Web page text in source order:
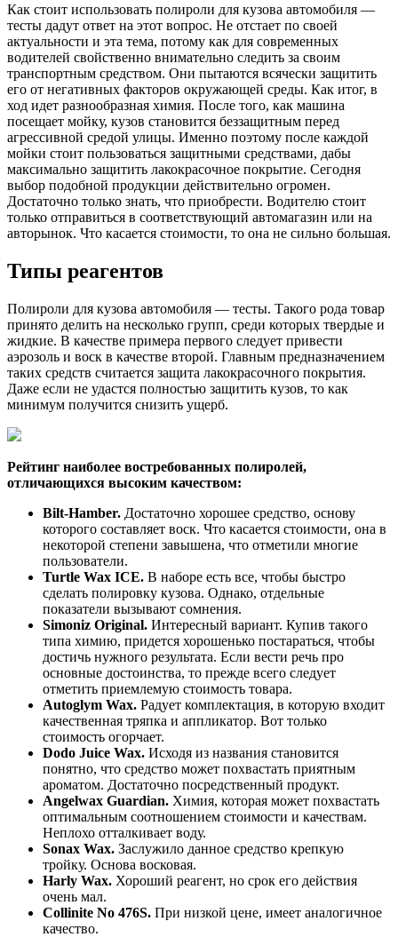
Как стоит использовать полироли для кузова автомобиля —
тесты дадут ответ на этот вопрос. Не отстает по своей
актуальности и эта тема, потому как для современных
водителей свойственно внимательно следить за своим
транспортным средством. Они пытаются всячески защитить
его от негативных факторов окружающей среды. Как итог, в
ход идет разнообразная химия. После того, как машина
посещает мойку, кузов становится беззащитным перед
агрессивной средой улицы. Именно поэтому после каждой
мойки стоит пользоваться защитными средствами, дабы
максимально защитить лакокрасочное покрытие. Сегодня
выбор подобной продукции действительно огромен.
Достаточно только знать, что приобрести. Водителю стоит
только отправиться в соответствующий автомагазин или на
авторынок. Что касается стоимости, то она не сильно большая.
Типы реагентов
Полироли для кузова автомобиля — тесты. Такого рода товар
принято делить на несколько групп, среди которых твердые и
жидкие. В качестве примера первого следует привести
аэрозоль и воск в качестве второй. Главным предназначением
таких средств считается защита лакокрасочного покрытия.
Даже если не удастся полностью защитить кузов, то как
минимум получится снизить ущерб.
Рейтинг наиболее востребованных полиролей,
отличающихся высоким качеством:
Bilt-Hamber. Достаточно хорошее средство, основу
которого составляет воск. Что касается стоимости, она в
некоторой степени завышена, что отметили многие
пользователи.
Turtle Wax ICE. В наборе есть все, чтобы быстро
сделать полировку кузова. Однако, отдельные
показатели вызывают сомнения.
Simoniz Original. Интересный вариант. Купив такого
типа химию, придется хорошенько постараться, чтобы
достичь нужного результата. Если вести речь про
основные достоинства, то прежде всего следует
отметить приемлемую стоимость товара.
Autoglym Wax. Радует комплектация, в которую входит
качественная тряпка и аппликатор. Вот только
стоимость огорчает.
Dodo Juice Wax. Исходя из названия становится
понятно, что средство может похвастать приятным
ароматом. Достаточно посредственный продукт.
Angelwax Guardian. Химия, которая может похвастать
оптимальным соотношением стоимости и качествам.
Неплохо отталкивает воду.
Sonax Wax. Заслужило данное средство крепкую
тройку. Основа восковая.
Harly Wax. Хороший реагент, но срок его действия
очень мал.
Collinite No 476S. При низкой цене, имеет аналогичное
качество.